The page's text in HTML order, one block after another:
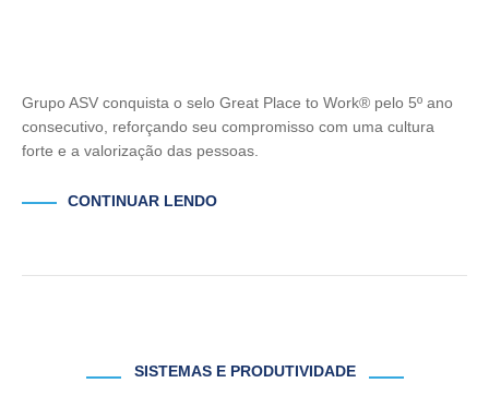
Grupo ASV conquista o selo Great Place to Work® pelo 5º ano
consecutivo, reforçando seu compromisso com uma cultura
forte e a valorização das pessoas.
CONTINUAR LENDO
SISTEMAS E PRODUTIVIDADE